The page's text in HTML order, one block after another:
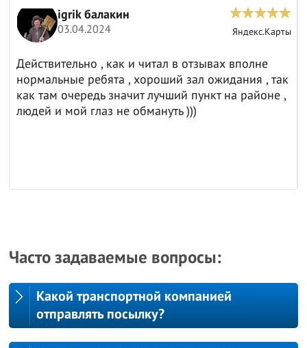
, так
,
Анатолий И.
15.03.2024
Отличная компания 👍
Часто задаваемые вопросы:
Какой транспортной компанией
отправлять посылку?